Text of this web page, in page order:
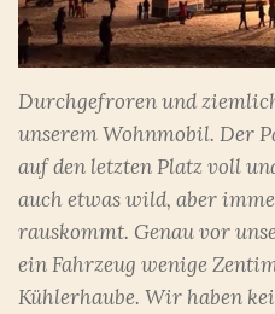
Durchgefroren und
unserem Wohnmobil. Der
auf den letzten Platz voll
auch etwas wild, aber
rauskommt. Genau vor
ein Fahrzeug wenige
Kühlerhaube. Wir haben